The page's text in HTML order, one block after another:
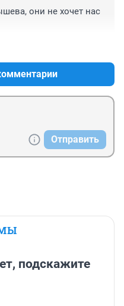
они не хочет нас
Отправить
подскажите